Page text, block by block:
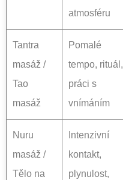
atmosféru
Tantra
masáž /
Tao
masáž
Pomalé
tempo, rituál,
práci s
vnímáním
Nuru
masáž /
Tělo na
Intenzivní
kontakt,
plynulost,